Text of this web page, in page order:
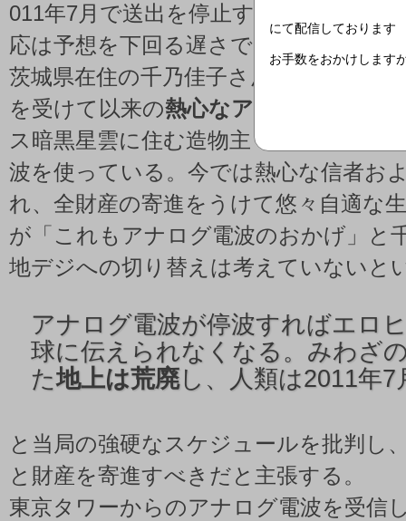
にて配信しております
お手数をおかけします
011年7月で送出を停止する予定だが、
応は予想を下回る遅さで当局を悩ませ
茨城県在住の千乃佳子さん（45歳）。
を受けて以来の熱心なアナログ電波受
ス暗黒星雲に住む造物主「エロヒム」
波を使っている。今では熱心な信者お
れ、全財産の寄進をうけて悠々自適な
が「これもアナログ電波のおかげ」と
地デジへの切り替えは考えていないと
アナログ電波が停波すればエロ
球に伝えられなくなる。みわざ
た地上は荒廃し、人類は2011年7
と当局の強硬なスケジュールを批判し
と財産を寄進すべきだと主張する。
東京タワーからのアナログ電波を受信